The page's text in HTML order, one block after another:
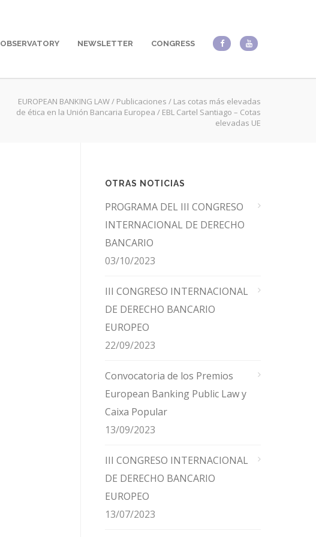
OBSERVATORY NEWSLETTER CONGRESS
EUROPEAN BANKING LAW/ Publicaciones / Las cotas más elevadas
de ética en la Unión Bancaria Europea / EBL Cartel Santiago – Cotas
elevadas UE
OTRAS NOTICIAS
PROGRAMA DEL III CONGRESO
INTERNACIONAL DE DERECHO
BANCARIO
03/10/2023
III CONGRESO INTERNACIONAL
DE DERECHO BANCARIO
EUROPEO
22/09/2023
Convocatoria de los Premios
European Banking Public Law y
Caixa Popular
13/09/2023
III CONGRESO INTERNACIONAL
DE DERECHO BANCARIO
EUROPEO
13/07/2023